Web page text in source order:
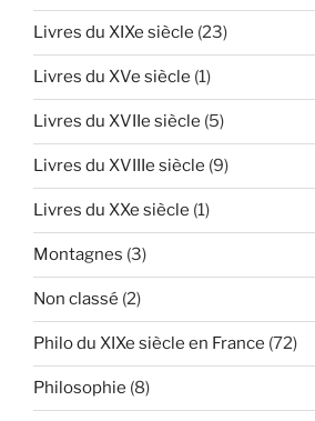
Livres du XIXe siècle (23)
Livres du XVe siècle (1)
Livres du XVIIe siècle (5)
Livres du XVIIIe siècle (9)
Livres du XXe siècle (1)
Montagnes (3)
Non classé (2)
Philo du XIXe siècle en France (72)
Philosophie (8)